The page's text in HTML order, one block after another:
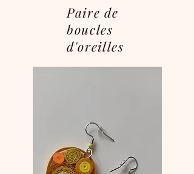
Paire de
boucles
d'oreilles